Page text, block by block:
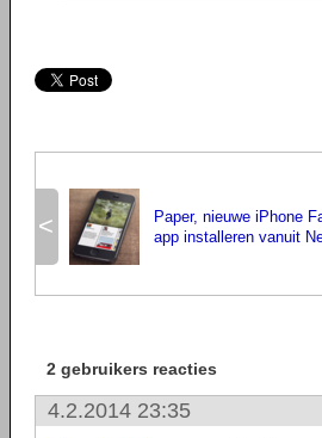
<
Paper, nieuwe iPhone
app installeren vanuit
2 gebruikers reacties
4.2.2014 23:35